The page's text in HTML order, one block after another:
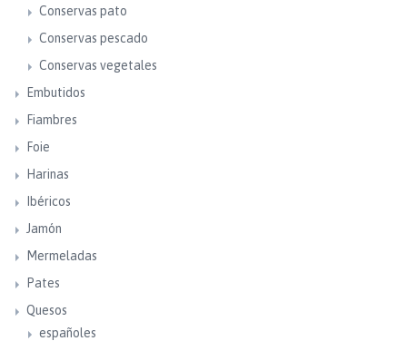
Conservas pato
Conservas pescado
Conservas vegetales
Embutidos
Fiambres
Foie
Harinas
Ibéricos
Jamón
Mermeladas
Pates
Quesos
españoles